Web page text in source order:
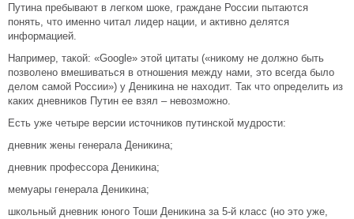
Путина пребывают в легком шоке, граждане России пытаются
понять, что именно читал лидер нации, и активно делятся
информацией.
Например, такой: «Google» этой цитаты («никому не должно быть
позволено вмешиваться в отношения между нами, это всегда было
делом самой России») у Деникина не находит. Так что определить из
каких дневников Путин ее взял – невозможно.
Есть уже четыре версии источников путинской мудрости:
дневник жены генерала Деникина;
дневник профессора Деникина;
мемуары генерала Деникина;
школьный дневник юного Тоши Деникина за 5-й класс (но это уже,